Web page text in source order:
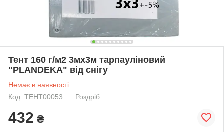
Тент 160 г/м2 3мх3м тарпауліновий
"PLANDEKA" від снігу
Немає в наявності
Код: ТЕНТ00053
Роздріб
432 ₴